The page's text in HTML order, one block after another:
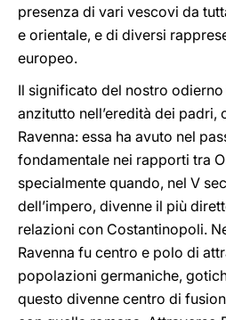
presenza di vari vescovi da
e orientale, e di diversi
europeo.
Il significato del nostro
anzitutto nell’eredità dei padri,
Ravenna: essa ha avuto nel
fondamentale nei rapporti tra
specialmente quando, nel V
dell’impero, divenne il più
relazioni con Costantinopoli.
Ravenna fu centro e polo di
popolazioni germaniche,
questo divenne centro di